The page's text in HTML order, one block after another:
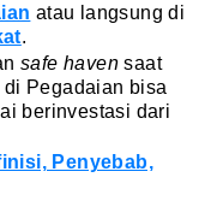
atau langsung di
.
safe haven saat
Pegadaian bisa
berinvestasi dari
Penyebab,